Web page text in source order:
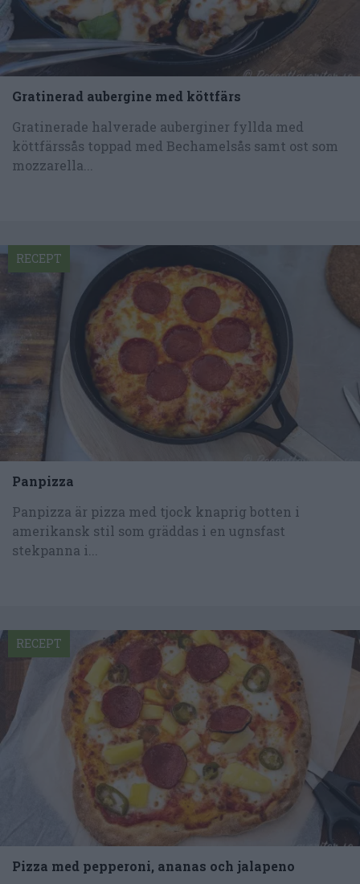
Gratinerad aubergine med köttfärs
Gratinerade halverade auberginer fyllda med
köttfärssås toppad med Bechamelsås samt ost som
mozzarella...
Panpizza
Panpizza är pizza med tjock knaprig botten i
amerikansk stil som gräddas i en ugnsfast
stekpanna i...
RECEPT
Pizza med pepperoni, ananas och jalapeno
RECEPT